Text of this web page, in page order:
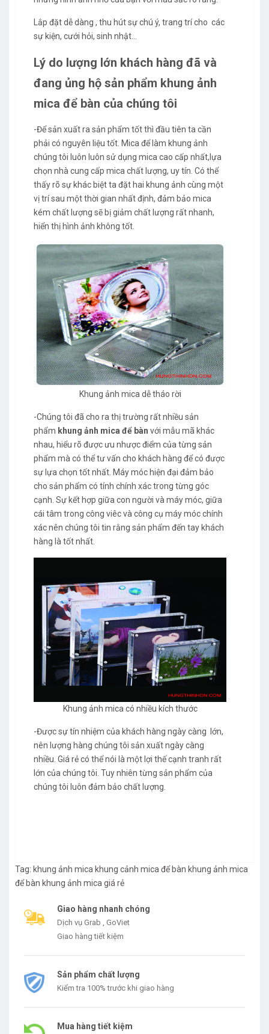
Lắp đặt dễ dàng , thu hút sự chú ý, trang trí cho các
sự kiện, cưới hỏi, sinh nhật…
Lý do lượng lớn khách hàng đã và
đang ủng hộ sản phẩm khung ảnh
mica để bàn của chúng tôi
-Để sản xuất ra sản phẩm tốt thì đầu tiên ta cần
phải có nguyên liệu tốt. Mica để làm khung ảnh
chúng tôi luôn luôn sử dụng mica cao cấp nhất,lựa
chọn nhà cung cấp mica chất lượng, uy tín. Có thể
thấy rõ sự khác biệt ta đặt hai khung ảnh cùng một
vị trí sau một thời gian nhất định, đảm bảo mica
kém chất lượng sẽ bị giảm chất lượng rất nhanh,
hiển thị hình ảnh không tốt.
Khung ảnh mica dễ tháo rời
-Chúng tôi đã cho ra thị trường rất nhiều sản
phẩm khung ảnh mica để bàn với mẫu mã khác
nhau, hiểu rõ được ưu nhược điểm của từng sản
phẩm mà có thể tư vấn cho khách hàng để có được
sự lựa chọn tốt nhất. Máy móc hiện đại đảm bảo
cho sản phẩm có tính chính xác trong từng góc
cạnh. Sự kết hợp giữa con người và máy móc, giữa
cái tâm trong công viêc và công cụ máy móc chính
xác nên chúng tôi tin rằng sản phẩm đến tay khách
hàng là tốt nhất.
Khung ảnh mica có nhiều kích thước
-Được sự tín nhiệm của khách hàng ngày càng lớn,
nên lượng hàng chúng tôi sản xuất ngày càng
nhiều. Giá rẻ có thể nói là một lợi thế cạnh tranh rất
lớn của chúng tôi. Tuy nhiên từng sản phẩm của
chúng tôi luôn đảm bảo chất lượng.
Tag: khung ảnh mica khung cảnh mica để bàn khung ảnh mica
để bàn khung ảnh mica giá rẻ
Giao hàng nhanh chóng
Dịch vụ Grab , GoViet
Giao hàng tiết kiệm
Sản phẩm chất lượng
Kiểm tra 100% trước khi giao hàng
Mua hàng tiết kiệm